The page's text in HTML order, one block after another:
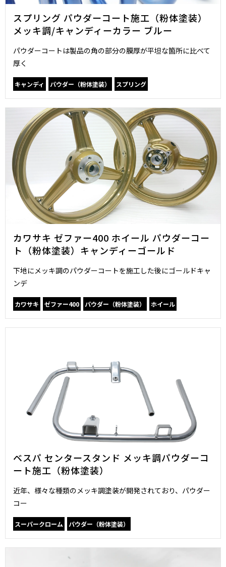
スプリング パウダーコート施工（粉体塗装）
メッキ調/キャンディーカラー ブルー
パウダーコートは製品の角の部分の膜厚が平坦な箇所に比べて
厚く
キャンディ パウダー（粉体塗装） スプリング
カワサキ ゼファー400 ホイール パウダーコー
ト（粉体塗装）キャンディーゴールド
下地にメッキ調のパウダーコートを施工した後にゴールドキャ
ンデ
カワサキ ゼファー400 パウダー（粉体塗装） ホイール
ベスパ センタースタンド メッキ調パウダーコ
ート施工（粉体塗装）
近年、様々な種類のメッキ調塗装が開発されており、パウダー
コー
スーパークローム パウダー（粉体塗装）